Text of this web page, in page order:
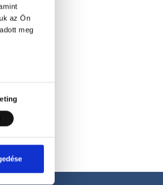
az Ön
meg